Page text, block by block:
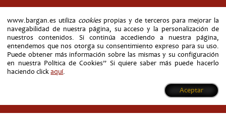
www.bargan.es utiliza cookiespropias y de terceros para mejorar la
navegabilidad de nuestra página, su acceso y la personalización de
nuestros contenidos. Si continúa accediendo a nuestra página,
entendemos que nos otorga su consentimiento expreso para su uso.
Puede obtener más información sobre las mismas y su configuración
en nuestra Política de Cookies” Si quiere saber más puede hacerlo
haciendo clickaquí.
Aceptar